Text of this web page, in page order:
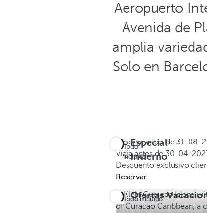
Aeropuerto
Avenida de
amplia
Solo en
Especial
Invierno
Todo
incluido
Reserva antes de 31-08-
Viaja antes de30-04-
Descuento exclusivo
Reservar
Ofertas
Todo incluido